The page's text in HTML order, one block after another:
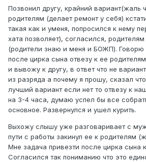
Позвонил другу, крайний вариант(жаль
родителям (делает ремонт у себя)
такая как и уменя, попросился к нему
хата позволяет), согласился,
(родители знаю и меня и БОЖП).
после цирка сына отвезу к ее
и вывожу к другу, в ответ что не
из разряда а почему я прошу, сказал
лучший вариант если нет то отвезу к
на 3-4 часа, думаю успел бы все
основное. Развернулся и ушел курить.
Выхожу слышу уже разговаривает с
пути с работы закинул ее к родителям
Мне задача привезти после цирка сына
Согласился так пониманию что это